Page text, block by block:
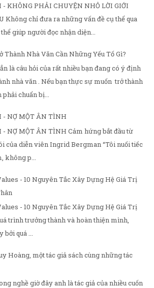
- KHÔNG PHẢI CHUYỆN NHỎ LỜI GIỚI
Không chỉ đưa ra những vấn đề cụ thể qua
giúp người đọc nhận diện...
Thành Nhà Văn Cần Những Yếu Tố Gì?
là câu hỏi của rất nhiều bạn đang có ý định
nhà văn . Nếu bạn thực sự muốn trở thành
chuẩn bị...
- NỢ MỘT ÂN TÌNH
- NỢ MỘT ÂN TÌNH Cảm hứng bắt đầu từ
của diễn viên Ingrid Bergman “Tôi nuối tiếc
không p...
- 10 Nguyên Tắc Xây Dựng Hệ Giá Trị
- 10 Nguyên Tắc Xây Dựng Hệ Giá Trị
trình trưởng thành và hoàn thiện mình,
bởi quá ...
Hoàng, một tác giả sách cùng những tác
nghề giờ đây anh là tác giả của nhiều cuốn